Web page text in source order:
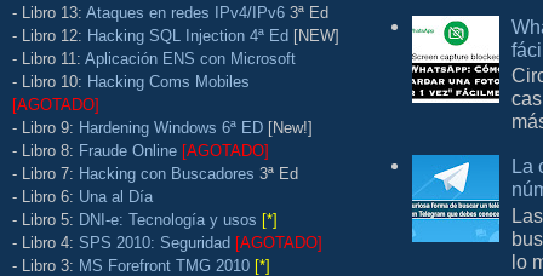
- Libro 13: Ataques en redes IPv4/IPv6 3ª Ed
- Libro 12: Hacking SQL Injection 4ª Ed [NEW]
- Libro 11: Aplicación ENS con Microsoft
- Libro 10: Hacking Coms Mobiles
[AGOTADO]
- Libro 9: Hardening Windows 6ª ED [New!]
- Libro 8: Fraude Online [AGOTADO]
- Libro 7: Hacking con Buscadores 3ª Ed
- Libro 6: Una al Día
- Libro 5: DNI-e: Tecnología y usos [*]
- Libro 4: SPS 2010: Seguridad [AGOTADO]
- Libro 3: MS Forefront TMG 2010 [*]
La
lo